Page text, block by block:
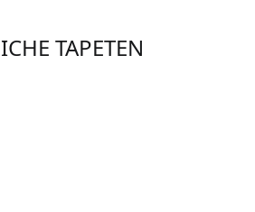
TAPETEN